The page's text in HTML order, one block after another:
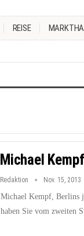
REISE
Michael
Redaktion Nov. 15, 2013
Michael Kempf, Berlins
haben Sie vom zweiten